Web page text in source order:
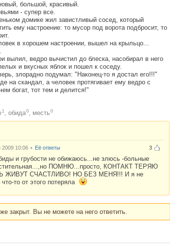
большой, красивый.
- супер все.
домике жил завистливый сосед, который
ему настроение: то мусор под ворота подбросит, то
в хорошем настроении, вышел на крыльцо...
вылил, ведро вычистил до блеска, насобирал в него
и вкусных яблок и пошел к соседу.
злорадно подумал: "Наконец-то я достал его!!!"
на скандал, а человек протягивает ему ведро с
богат, тот тем и делится!"
1, обида0, месть 0
3
2009 10:06 Её ответы
и грубости не обижаюсь...не злюсь -больные
ПОМНЮ...просто, КОНТАКТ ТЕРЯЮ
ЖИВУТ СЧАСТЛИВО! НО БЕЗ МЕНЯ!!! И я не
то от этого потеряла
закрыт. Вы не можете на него ответить.